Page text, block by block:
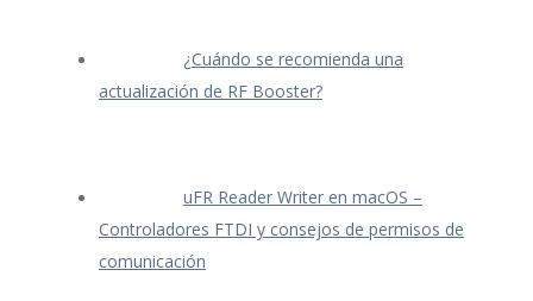
¿Cuándo se recomienda una
actualización de RF Booster?
uFR Reader Writer en macOS –
Controladores FTDI y consejos de permisos de
comunicación